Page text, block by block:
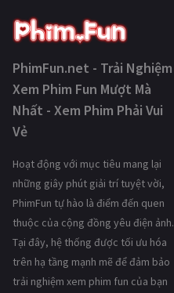
PhimFun.net - Trải Nghiệm
Xem Phim Fun Mượt Mà
Nhất - Xem Phim Phải Vui
Vẻ
Hoạt động với mục tiêu mang lại
những giây phút giải trí tuyệt vời,
PhimFun tự hào là điểm đến quen
thuộc của cộng đồng yêu điện ảnh.
Tại đây, hệ thống được tối ưu hóa
trên hạ tầng mạnh mẽ để đảm bảo
trải nghiệm xem phim fun của bạn